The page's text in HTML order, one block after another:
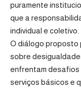
puramente
que a
individual e coletivo.
O diálogo proposto
sobre
enfrentam
serviços básicos e